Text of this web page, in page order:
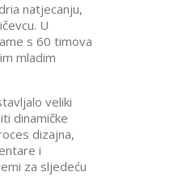
natjecanju,
U
s 60 timova
mladim
veliki
dinamičke
dizajna,
i
za sljedeću